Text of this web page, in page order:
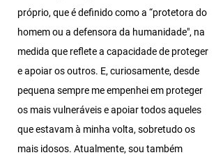
próprio, que é definido como a “protetora do
homem ou a defensora da humanidade", na
medida que reflete a capacidade de proteger
e apoiar os outros. E, curiosamente, desde
pequena sempre me empenhei em proteger
os mais vulneráveise apoiar todos aqueles
que estavam à minha volta, sobretudo os
mais idosos. Atualmente, sou também